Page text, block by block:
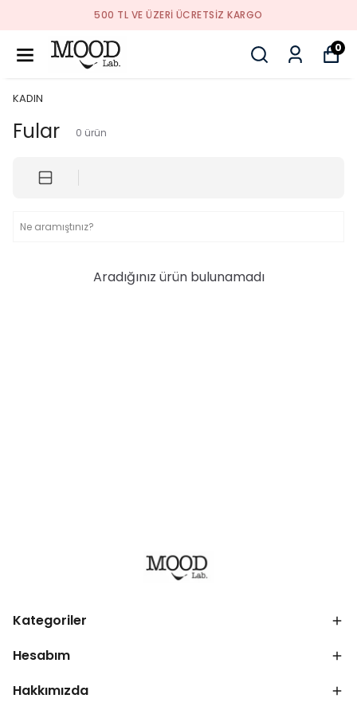
500 TL VE ÜZERI ÜCRETSIZ KARGO
0
KADIN
Fular 0 ürün
Aradığınız ürün bulunamadı
Kategoriler
Hesabım
Hakkımızda